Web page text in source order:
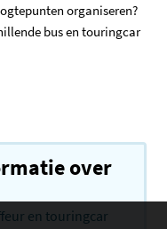
organiseren?
bus en touringcar
over
en touringcar